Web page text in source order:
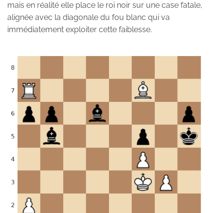
mais en réalité elle place le roi noir sur une case fatale,
alignée avec la diagonale du fou blanc qui va
immédiatement exploiter cette faiblesse.